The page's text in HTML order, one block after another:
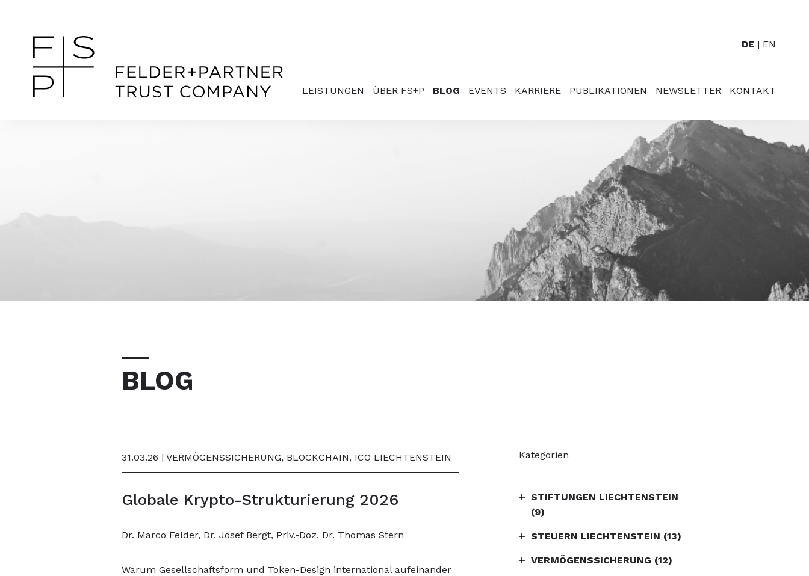
LEISTUNGEN ÜBER FS+P BLOG EVENTS KARRIERE PUBLIKATIONEN NEWSLETTER KONTAKT
DE EN
BLOG
31.03.26 | VERMÖGENSSICHERUNG, BLOCKCHAIN, ICO LIECHTENSTEIN
Globale Krypto-Strukturierung 2026
Dr. Marco Felder, Dr. Josef Bergt, Priv.-Doz. Dr. Thomas Stern
Warum Gesellschaftsform und Token-Design international aufeinander
Kategorien
STIFTUNGEN LIECHTENSTEIN
(9)
STEUERN LIECHTENSTEIN (13)
VERMÖGENSSICHERUNG (12)